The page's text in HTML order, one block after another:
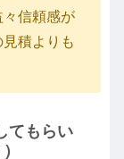
信頼感が
積よりも
てもらい